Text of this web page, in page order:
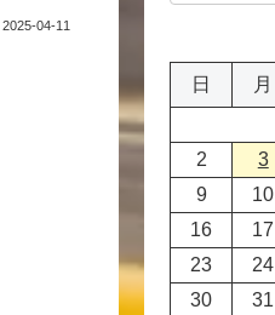
2025-04-11
日
月
2
3
9
10
16
17
23
24
30
31